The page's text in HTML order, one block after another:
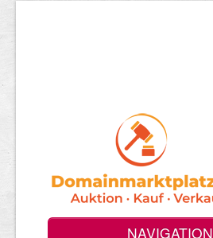
NAVIGATION